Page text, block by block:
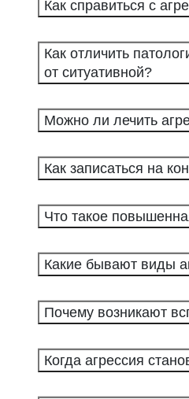
Как справиться с
Как отличить
от ситуативной?
Можно ли лечить
Как записаться на
Что такое
Какие бывают виды
Почему возникают
Когда агрессия